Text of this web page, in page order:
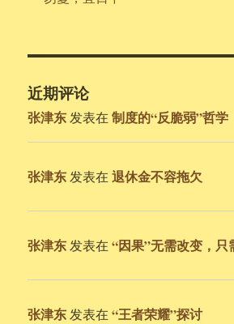
近期评论
张津东 发表在制度的“反脆弱”哲学
张津东 发表在退休金不容拖欠
张津东 发表在“因果”无需改变，只
张津东 发表在“王者荣耀”探讨